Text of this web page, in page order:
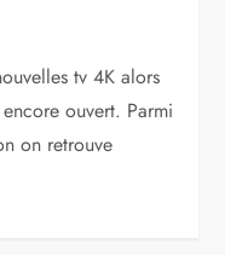
tv 4K alors
ouvert. Parmi
on retrouve